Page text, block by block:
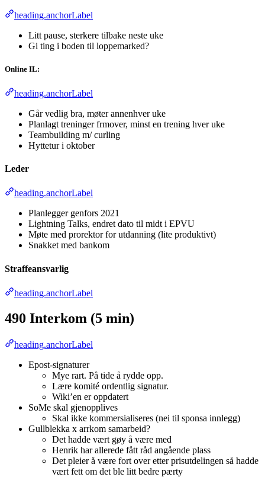
heading.anchorLabel
Litt pause, sterkere tilbake neste uke
Gi ting i boden til loppemarked?
Online IL:
heading.anchorLabel
Går vedlig bra, møter annenhver uke
Planlagt treninger frmover, minst en trening hver uke
Teambuilding m/ curling
Hyttetur i oktober
Leder
heading.anchorLabel
Planlegger genfors 2021
Lightning Talks, endret dato til midt i EPVU
Møte med prorektor for utdanning (lite produktivt)
Snakket med bankom
Straffeansvarlig
heading.anchorLabel
490 Interkom (5 min)
heading.anchorLabel
Epost-signaturer
Mye rart. På tide å rydde opp.
Lære komité ordentlig signatur.
Wiki’en er oppdatert
SoMe skal gjenopplives
Skal ikke kommersialiseres (nei til sponsa innlegg)
Gullblekka x arrkom samarbeid?
Det hadde vært gøy å være med
Henrik har allerede fått råd angående plass
Det pleier å være fort over etter prisutdelingen så hadde
vært fett om det ble litt bedre pærty